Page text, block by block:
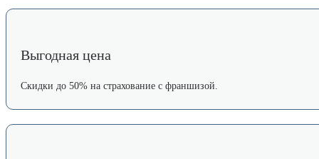
Выгодная цена
Скидки до 50% на страхование с франшизой.